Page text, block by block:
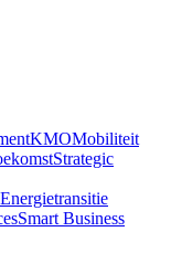
KMOMobiliteit
Strategic
Energietransitie
Smart Business